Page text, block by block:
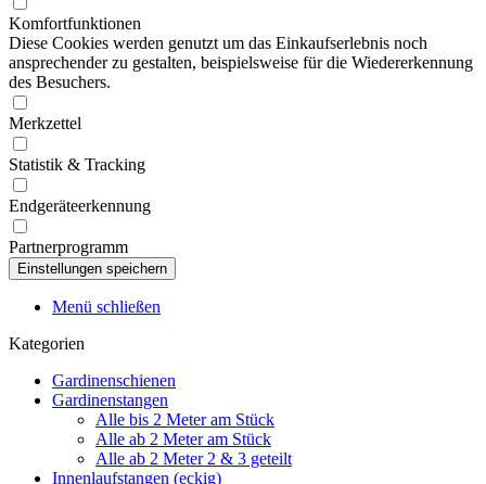
Komfortfunktionen
Diese Cookies werden genutzt um das Einkaufserlebnis noch
ansprechender zu gestalten, beispielsweise für die Wiedererkennung
des Besuchers.
Merkzettel
Statistik & Tracking
Endgeräteerkennung
Partnerprogramm
Menü schließen
Kategorien
Gardinenschienen
Gardinenstangen
Alle bis 2 Meter am Stück
Alle ab 2 Meter am Stück
Alle ab 2 Meter 2 & 3 geteilt
Innenlaufstangen (eckig)